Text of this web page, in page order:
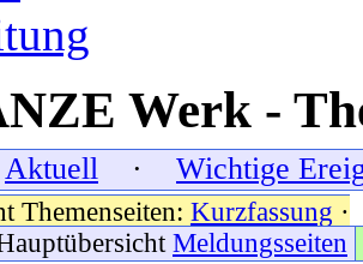
Werk -
Aktuell · Wichtige
Themenseiten: Kurzfassung ·
Meldungsseiten